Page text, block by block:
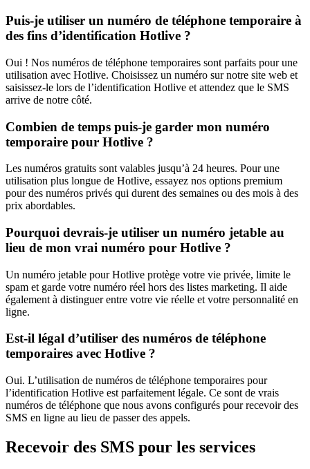
Puis-je utiliser un numéro de téléphone temporaire à
des fins d’identification Hotlive ?
Oui ! Nos numéros de téléphone temporaires sont parfaits pour une
utilisation avec Hotlive. Choisissez un numéro sur notre site web et
saisissez-le lors de l’identification Hotlive et attendez que le SMS
arrive de notre côté.
Combien de temps puis-je garder mon numéro
temporaire pour Hotlive ?
Les numéros gratuits sont valables jusqu’à 24 heures. Pour une
utilisation plus longue de Hotlive, essayez nos options premium
pour des numéros privés qui durent des semaines ou des mois à des
prix abordables.
Pourquoi devrais-je utiliser un numéro jetable au
lieu de mon vrai numéro pour Hotlive ?
Un numéro jetable pour Hotlive protège votre vie privée, limite le
spam et garde votre numéro réel hors des listes marketing. Il aide
également à distinguer entre votre vie réelle et votre personnalité en
ligne.
Est-il légal d’utiliser des numéros de téléphone
temporaires avec Hotlive ?
Oui. L’utilisation de numéros de téléphone temporaires pour
l’identification Hotlive est parfaitement légale. Ce sont de vrais
numéros de téléphone que nous avons configurés pour recevoir des
SMS en ligne au lieu de passer des appels.
Recevoir des SMS pour les services